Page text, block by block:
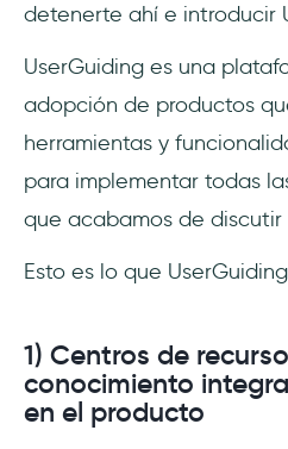
detenerte ahí e introducir
UserGuiding es una
adopción de productos
herramientas y
para implementar todas
que acabamos de discutir
Esto es lo que
1) Centros de
conocimiento
en el producto